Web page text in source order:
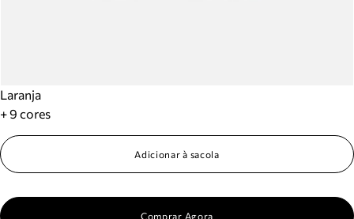
Laranja
+ 9 cores
Adicionar à sacola
Comprar Agora